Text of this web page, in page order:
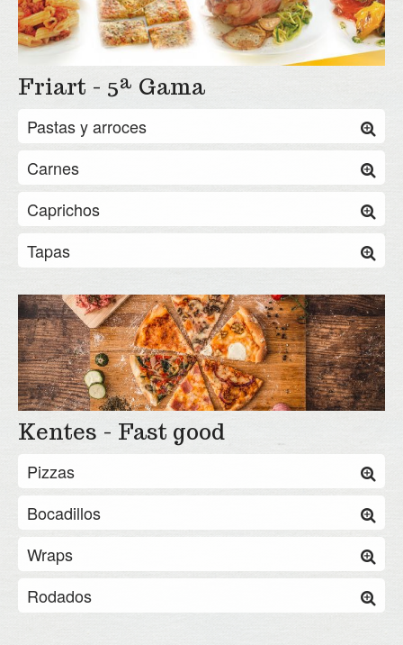
Friart - 5ª Gama
Pastas y arroces
Carnes
Caprichos
Tapas
Kentes - Fast good
Pizzas
Bocadillos
Wraps
Rodados